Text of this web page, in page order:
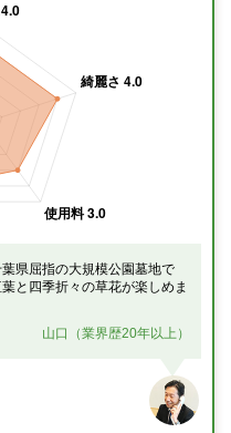
県屈指の大規模公園墓地で
と四季折々の草花が楽しめま
山口（業界歴20年以上）